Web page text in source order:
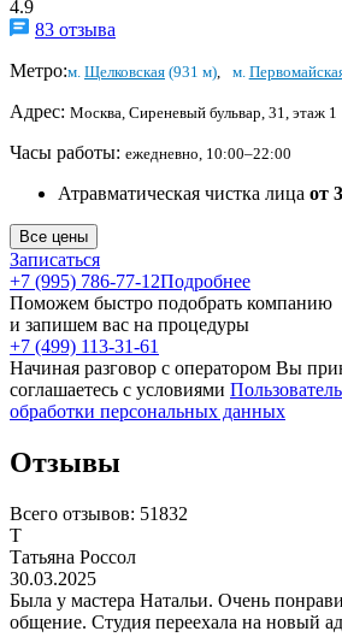
4.9
83 отзыва
Метро:м. Щелковская (931 м) м.
Адрес: Москва, Сиреневый бульвар, 31, этаж 1
Часы работы: ежедневно, 10:00–22:00
Атравматическая чистка лица от
Все цены
Записаться
+7 (995) 786-77-12Подробнее
Поможем быстро подобрать компанию
и запишем вас на процедуры
+7 (499) 113-31-61
Начиная разговор с оператором Вы
соглашаетесь с условиями
обработки персональных данных
Отзывы
Всего отзывов: 51832
Т
Татьяна Россол
30.03.2025
Была у мастера Натальи. Очень
общение. Студия переехала на новый